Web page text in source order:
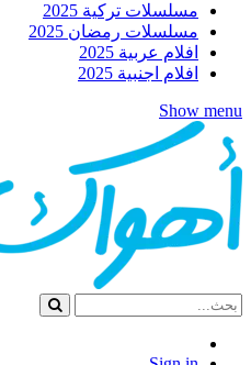
مسلسلات تركية 2025
مسلسلات رمضان 2025
افلام عربية 2025
افلام اجنبية 2025
Show menu